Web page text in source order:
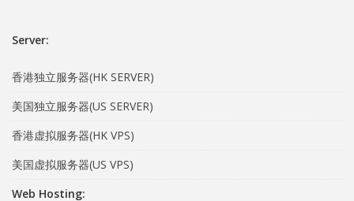
Server:
香港独立服务器(HK SERVER)
美国独立服务器(US SERVER)
香港虚拟服务器(HK VPS)
美国虚拟服务器(US VPS)
Web Hosting: